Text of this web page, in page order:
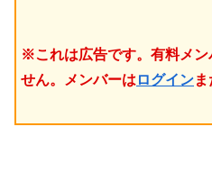
※これは広告です。有料メン
せん。メンバーは ログイン